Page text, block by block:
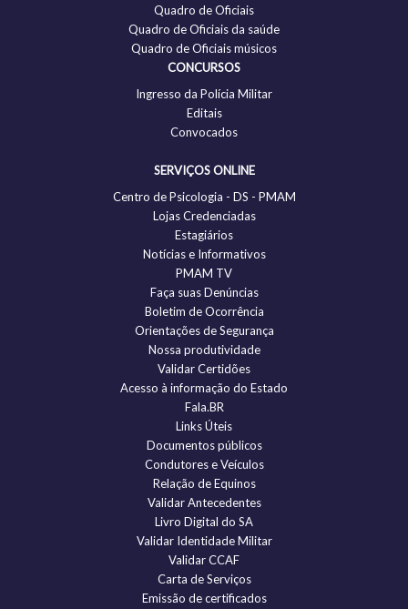
Quadro de Oficiais
Quadro de Oficiais da saúde
Quadro de Oficiais músicos
CONCURSOS
Ingresso da Polícia Militar
Editais
Convocados
SERVIÇOS ONLINE
Centro de Psicologia - DS - PMAM
Lojas Credenciadas
Estagiários
Notícias e Informativos
PMAM TV
Faça suas Denúncias
Boletim de Ocorrência
Orientações de Segurança
Nossa produtividade
Validar Certidões
Acesso à informação do Estado
Fala.BR
Links Úteis
Documentos públicos
Condutores e Veículos
Relação de Equinos
Validar Antecedentes
Livro Digital do SA
Validar Identidade Militar
Validar CCAF
Carta de Serviços
Emissão de certificados